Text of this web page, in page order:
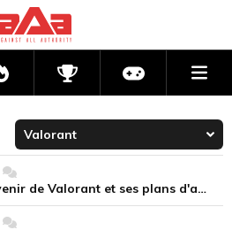
Directs CompétitionsActu jeux
commentaires
Riot Games évoque l'avenir de Valorant et ses plans d'après-lancement
commentaires